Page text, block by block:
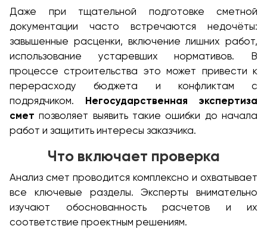
Даже при тщательной подготовке сметной
документации часто встречаются недочёты:
завышенные расценки, включение лишних работ,
использование устаревших нормативов. В
процессе строительства это может привести к
перерасходу бюджета и конфликтам с
подрядчиком. Негосударственная экспертиза
смет позволяет выявить такие ошибки до начала
работ и защитить интересы заказчика.
Что включает проверка
Анализ смет проводится комплексно и охватывает
все ключевые разделы. Эксперты внимательно
изучают обоснованность расчетов и их
соответствие проектным решениям.